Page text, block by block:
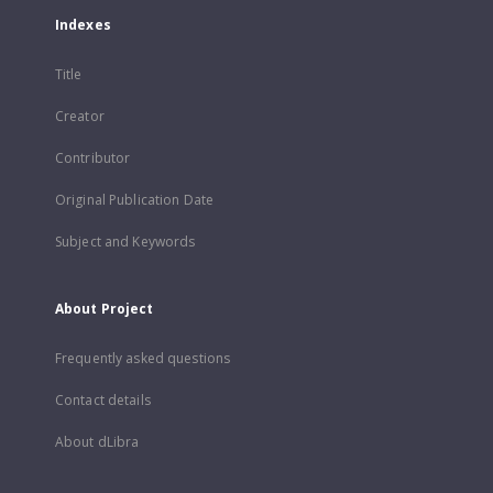
Indexes
Title
Creator
Contributor
Original Publication Date
Subject and Keywords
About Project
Frequently asked questions
Contact details
About dLibra